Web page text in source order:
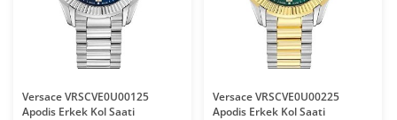
Versace VRSCVE0U00125
Apodis Erkek Kol Saati
Versace VRSCVE0U00225
Apodis Erkek Kol Saati